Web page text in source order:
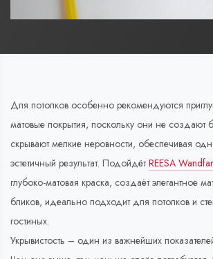
Для потолков особенно рекомендуются
матовые покрытия, поскольку они не создают
скрывают мелкие неровности, обеспечивая
эстетичный результат. ПодойдётREESA
глубоко-матовая краска, создаёт элегантное
бликов, идеально подходит для потолков и
гостиных.
Укрывистость – один из важнейших